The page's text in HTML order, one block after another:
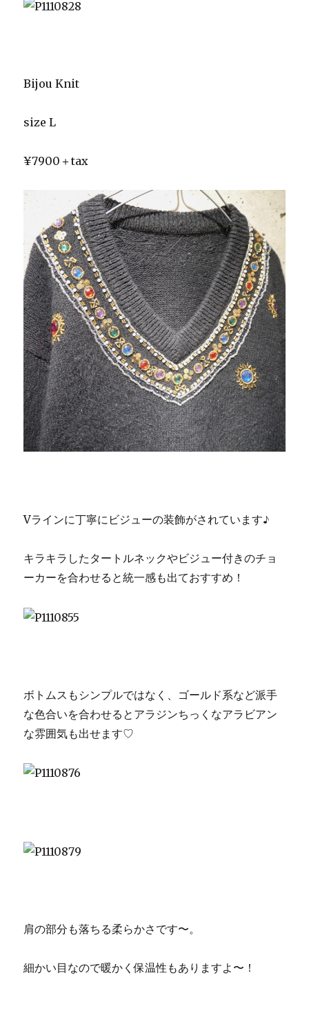
Bijou Knit
size L
¥7900＋tax
Vラインに丁寧にビジューの装飾がされています♪
キラキラしたタートルネックやビジュー付きのチョ
ーカーを合わせると統一感も出ておすすめ！
ボトムスもシンプルではなく、ゴールド系など派手
な色合いを合わせるとアラジンちっくなアラビアン
な雰囲気も出せます♡
肩の部分も落ちる柔らかさです〜。
細かい目なので暖かく保温性もありますよ〜！